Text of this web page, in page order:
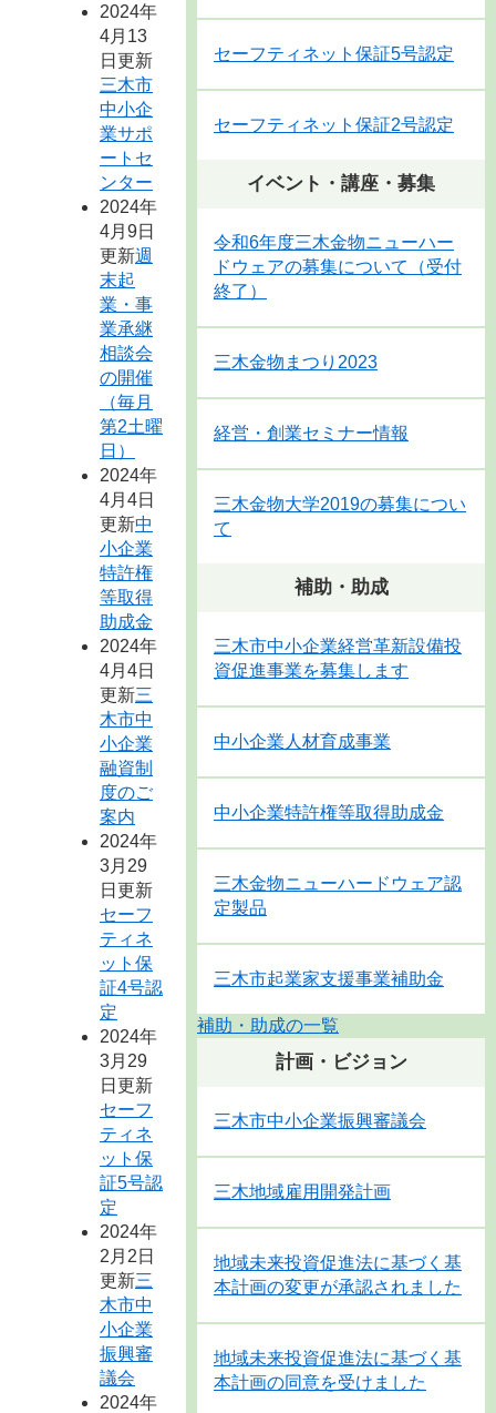
2024年
4月13
日更新
三木市
中小企
業サポ
ートセ
ンター
2024年
4月9日
更新週
末起
業・事
業承継
相談会
の開催
（毎月
第2土曜
日）
2024年
4月4日
更新中
小企業
特許権
等取得
助成金
2024年
4月4日
更新三
木市中
小企業
融資制
度のご
案内
2024年
3月29
日更新
セーフ
ティネ
ット保
証4号認
定
2024年
3月29
日更新
セーフ
ティネ
ット保
証5号認
定
2024年
2月2日
更新三
木市中
小企業
振興審
議会
2024年
セーフティネット保証5号認定
セーフティネット保証2号認定
イベント・講座・募集
令和6年度三木金物ニューハー
ドウェアの募集について（受付
終了）
三木金物まつり2023
経営・創業セミナー情報
三木金物大学2019の募集につい
て
補助・助成
三木市中小企業経営革新設備投
資促進事業を募集します
中小企業人材育成事業
中小企業特許権等取得助成金
三木金物ニューハードウェア認
定製品
三木市起業家支援事業補助金
補助・助成の一覧
計画・ビジョン
三木市中小企業振興審議会
三木地域雇用開発計画
地域未来投資促進法に基づく基
本計画の変更が承認されました
地域未来投資促進法に基づく基
本計画の同意を受けました